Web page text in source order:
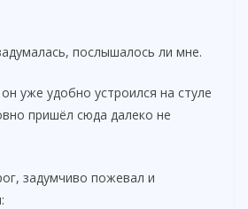
послышалось ли мне.
уже удобно устроился на стуле
пришёл сюда далеко не
задумчиво пожевал и